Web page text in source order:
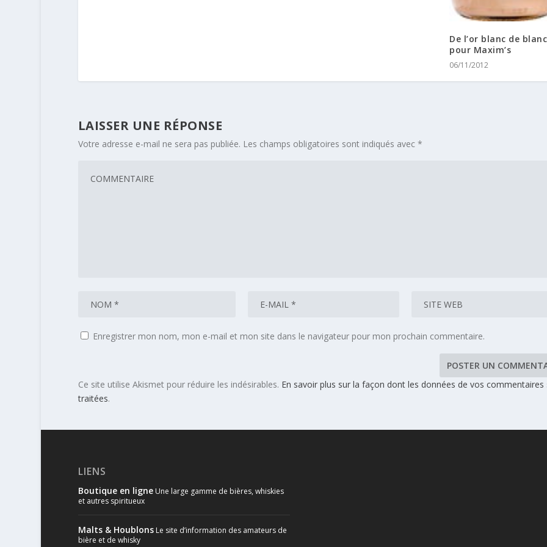
De l’or blanc de
pour Maxim’s
06/11/2012
LAISSER UNE RÉPONSE
Votre adresse e-mail ne sera pas publiée. Les champs obligatoires sont indiqués avec *
Enregistrer mon nom, mon e-mail et mon site dans le navigateur pour mon prochain commentaire.
Ce site utilise Akismet pour réduire les indésirables. En savoir plus sur la façon dont les données de vos commentaires
traitées.
LIENS
Boutique en ligneUne large gamme de bières, whiskies
et autres spiritueux
Malts & HoublonsLe site d’information des amateurs de
bière et de whisky